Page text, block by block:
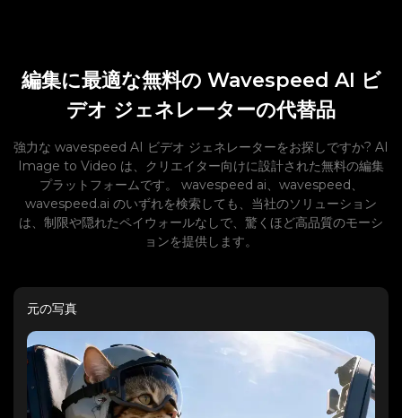
編集に最適な無料の Wavespeed AI ビ
デオ ジェネレーターの代替品
強力な wavespeed AI ビデオ ジェネレーターをお探しですか? AI
Image to Video は、クリエイター向けに設計された無料の編集
プラットフォームです。 wavespeed ai、wavespeed、
wavespeed.ai のいずれを検索しても、当社のソリューション
は、制限や隠れたペイウォールなしで、驚くほど高品質のモーシ
ョンを提供します。
元の写真